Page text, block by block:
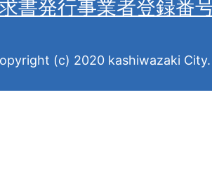
書発行事業者登録番
(c) 2020 kashiwazaki